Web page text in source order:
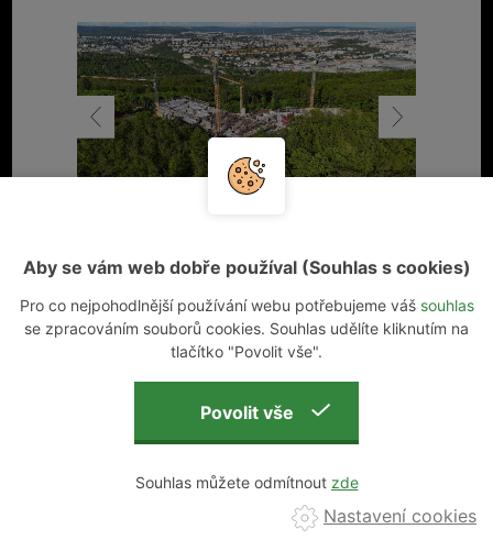
PŘEČTĚTE SI TAKÉ
Aby se vám web dobře používal (Souhlas s cookies)
Pro co nejpohodlnější používání webu potřebujeme váš souhlas
se zpracováním souborů cookies. Souhlas udělíte kliknutím na
tlačítko "Povolit vše".
Souhlas můžete odmítnout
Nastavení cookies